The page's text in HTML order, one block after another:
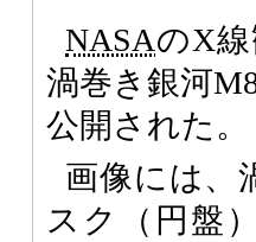
NASAのX
渦巻き銀河
公開された。
画像には、
スク（円盤